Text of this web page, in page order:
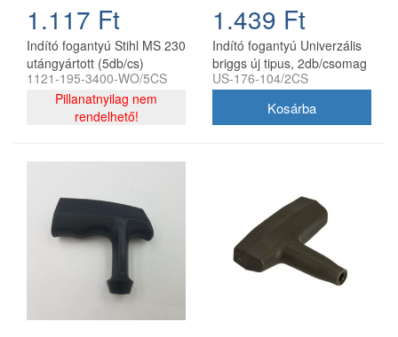
1.117 Ft
Indító fogantyú Stihl MS 230
utángyártott (5db/cs)
1121-195-3400-WO/5CS
Pillanatnyilag nem
rendelhető!
1.439 Ft
Indító fogantyú Univerzális
briggs új tipus, 2db/csomag
utángyártott
US-176-104/2CS